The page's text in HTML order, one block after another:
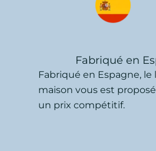
Fabriqué en
Fabriqué en Espagne, le
maison vous est proposé
un prix compétitif.